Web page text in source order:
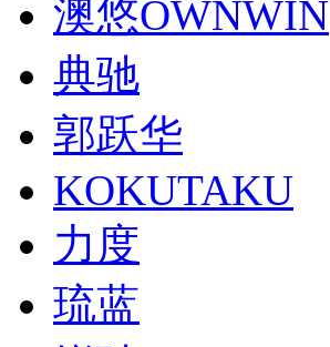
澳悠OWNWIN
典驰
郭跃华
KOKUTAKU
力度
琉蓝